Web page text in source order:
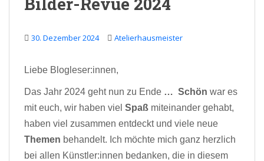
30. Dezember 2024 Atelierhausmeister
Liebe Blogleser:innen,
Das Jahr 2024 geht nun zu Ende … Schön war es
mit euch, wir haben viel Spaß miteinander gehabt,
haben viel zusammen entdeckt und viele neue
Themen behandelt. Ich möchte mich ganz herzlich
bei allen Künstler:innen bedanken, die in diesem